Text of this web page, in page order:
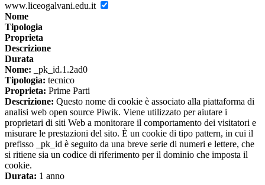
www.liceogalvani.edu.it
Nome
Tipologia
Proprieta
Descrizione
Durata
Nome: _pk_id.1.2ad0
Tipologia: tecnico
Proprieta: Prime Parti
Descrizione: Questo nome di cookie è associato alla piattaforma di
analisi web open source Piwik. Viene utilizzato per aiutare i
proprietari di siti Web a monitorare il comportamento dei visitatori e
misurare le prestazioni del sito. È un cookie di tipo pattern, in cui il
prefisso _pk_id è seguito da una breve serie di numeri e lettere, che
si ritiene sia un codice di riferimento per il dominio che imposta il
cookie.
Durata: 1 anno